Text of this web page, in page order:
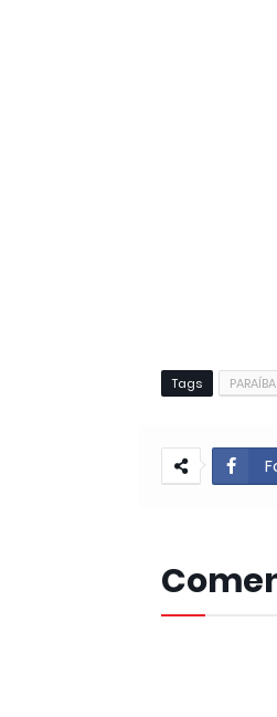
Tags PARAÍBA